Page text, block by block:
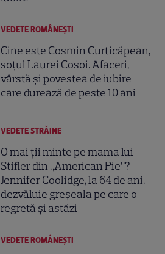
VEDETE ROMÂNEŞTI
Cine este Cosmin Curticăpean,
soțul Laurei Cosoi. Afaceri,
vârstă și povestea de iubire
care durează de peste 10 ani
VEDETE STRĂINE
O mai ții minte pe mama lui
Stifler din „American Pie”?
Jennifer Coolidge, la 64 de ani,
dezvăluie greșeala pe care o
regretă și astăzi
VEDETE ROMÂNEŞTI